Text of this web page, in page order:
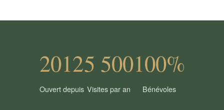
2012
Ouvert depuis
5 500
Visites par an
100%
Bénévoles